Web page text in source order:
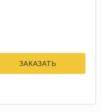
ЗАКАЗАТЬ